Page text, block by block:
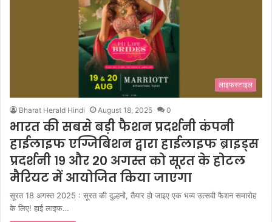
लाइफस्टाइल
Bharat Herald Hindi August 18, 2025 0
भारत की सबसे बड़ी फैशन प्रदर्शनी कंपनी
हाईलाइफ एग्जिबिशन द्वारा हाईलाइफ ब्राइड्स
प्रदर्शनी १९ और २० अगस्त को सूरत के होटल
मैरियट में आयोजित किया जाएगा
सूरत 18 अगस्त 2025 : सूरत की दुल्हनों, तैयार हो जाइए एक भव्य उत्सवी फैशन समारोह
के लिए! हाई लाइफ…